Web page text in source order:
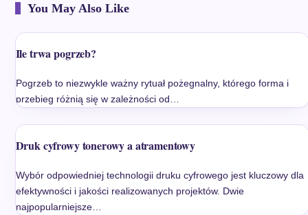
You May Also Like
Ile trwa pogrzeb?
Pogrzeb to niezwykle ważny rytuał pożegnalny, którego forma i
przebieg różnią się w zależności od…
Druk cyfrowy tonerowy a atramentowy
Wybór odpowiedniej technologii druku cyfrowego jest kluczowy dla
efektywności i jakości realizowanych projektów. Dwie
najpopularniejsze…